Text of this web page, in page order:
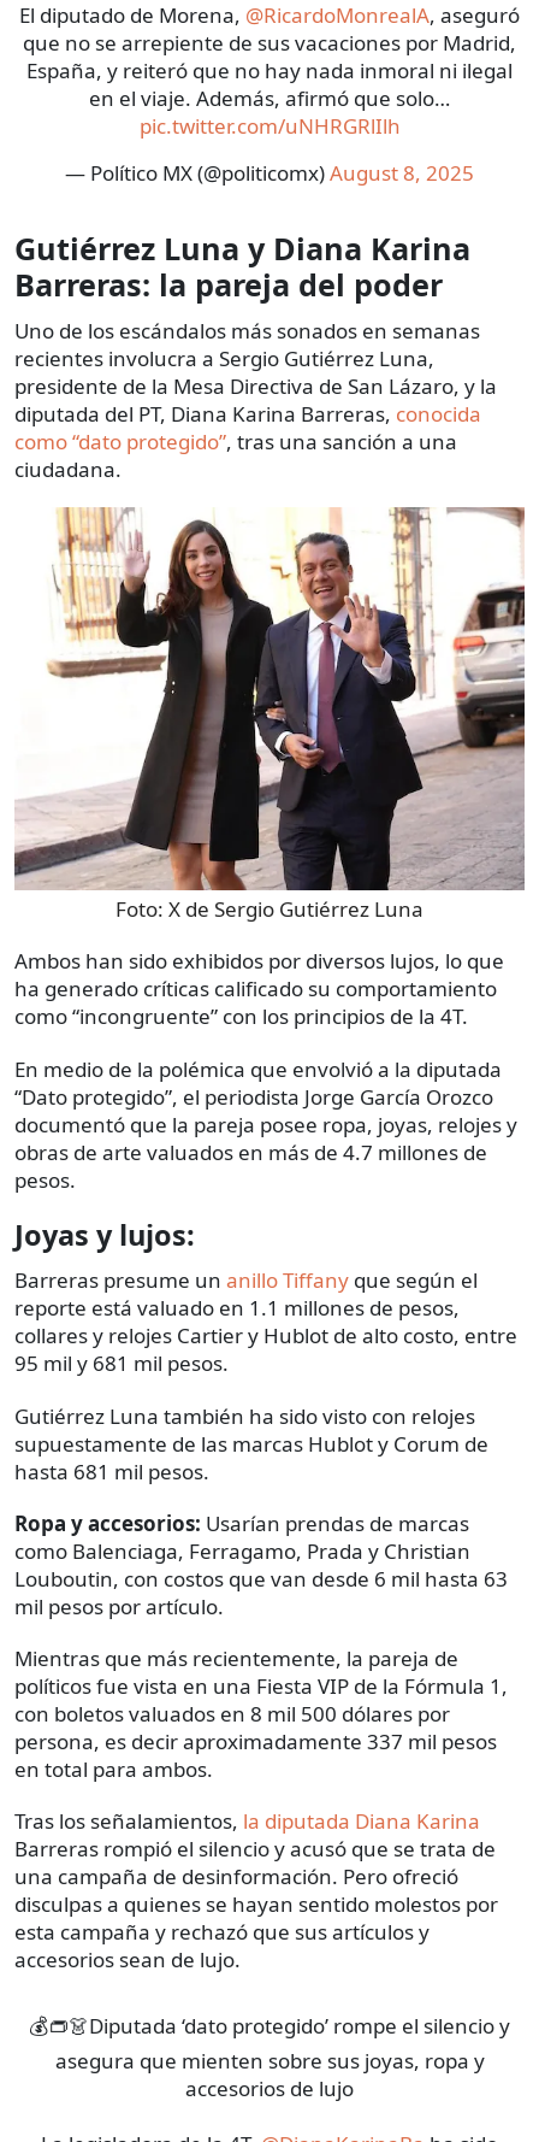
El diputado de Morena, @RicardoMonrealA, aseguró
que no se arrepiente de sus vacaciones por Madrid,
España, y reiteró que no hay nada inmoral ni ilegal
en el viaje. Además, afirmó que solo…
pic.twitter.com/uNHRGRlIlh
— Político MX (@politicomx)August 8, 2025
Gutiérrez Luna y Diana Karina
Barreras: la pareja del poder
Uno de los escándalos más sonados en semanas
recientes involucra a Sergio Gutiérrez Luna,
presidente de la Mesa Directiva de San Lázaro, y la
diputada del PT, Diana Karina Barreras, conocida
como “dato protegido”, tras una sanción a una
ciudadana.
Foto: X de Sergio Gutiérrez Luna
Ambos han sido exhibidos por diversos lujos, lo que
ha generado críticas calificado su comportamiento
como “incongruente” con los principios de la 4T.
En medio de la polémica que envolvió a la diputada
“Dato protegido”, el periodista Jorge García Orozco
documentó que la pareja posee ropa, joyas, relojes y
obras de arte valuados en más de 4.7 millones de
pesos.
Joyas y lujos:
Barreras presume un anillo Tiffany que según el
reporte está valuado en 1.1 millones de pesos,
collares y relojes Cartier y Hublot de alto costo, entre
95 mil y 681 mil pesos.
Gutiérrez Luna también ha sido visto con relojes
supuestamente de las marcas Hublot y Corum de
hasta 681 mil pesos.
Ropa y accesorios: Usarían prendas de marcas
como Balenciaga, Ferragamo, Prada y Christian
Louboutin, con costos que van desde 6 mil hasta 63
mil pesos por artículo.
Mientras que más recientemente, la pareja de
políticos fue vista en una Fiesta VIP de la Fórmula 1,
con boletos valuados en 8 mil 500 dólares por
persona, es decir aproximadamente 337 mil pesos
en total para ambos.
Tras los señalamientos, la diputada Diana Karina
Barreras rompió el silencio y acusó que se trata de
una campaña de desinformación. Pero ofreció
disculpas a quienes se hayan sentido molestos por
esta campaña y rechazó que sus artículos y
accesorios sean de lujo.
💰👝👗Diputada ‘dato protegido’ rompe el silencio y
asegura que mienten sobre sus joyas, ropa y
accesorios de lujo